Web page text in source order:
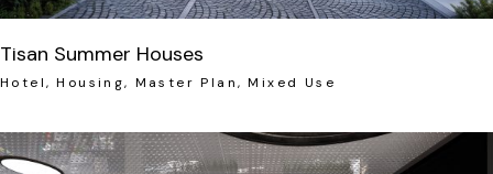
Tisan Summer Houses
Hotel Housing Master Plan Mixed Use